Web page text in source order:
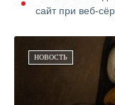
сайт при веб-
НОВОСТЬ